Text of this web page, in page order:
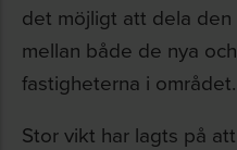
det möjligt att dela
mellan både de nya
fastigheterna i området.
Stor vikt har lagts på